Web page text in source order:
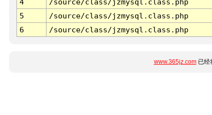
4
/source/class/jzmysql.class.php
5
/source/class/jzmysql.class.php
6
/source/class/jzmysql.class.php
www.365jz.com已经